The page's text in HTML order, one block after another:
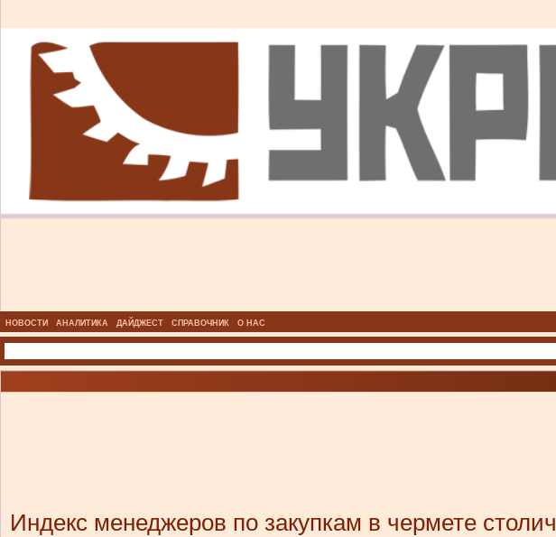
НОВОСТИ АНАЛИТИКА ДАЙДЖЕСТ СПРАВОЧНИК О НАС
Индекс менеджеров по закупкам в чермете